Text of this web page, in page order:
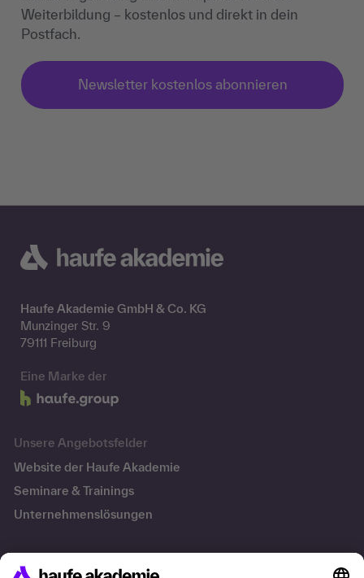
Weiterbildung – kostenlos und direkt in dein
Postfach.
Newsletter kostenlos abonnieren
Haufe Akademie GmbH & Co. KG
Munzinger Str. 9
79111 Freiburg
Eine Marke der
Unsere Angebotsfelder
Website der Haufe Akademie
Seminare & Trainings
Unternehmenslösungen